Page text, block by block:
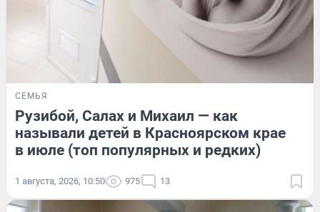
СЕМЬЯ
Рузибой, Салах и Михаил — как
называли детей в Красноярском крае
в июле (топ популярных и редких)
1 августа, 2026, 10:50 975 13